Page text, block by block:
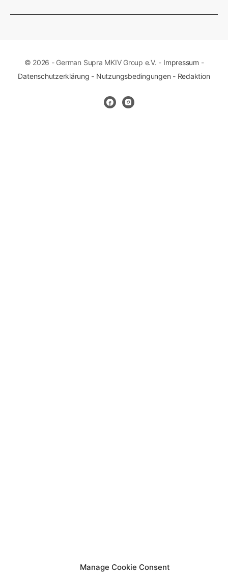
Manage Cookie Consent
© 2026 - German Supra MKIV Group e.V. - Impressum -
Datenschutzerklärung - Nutzungsbedingungen - Redaktion